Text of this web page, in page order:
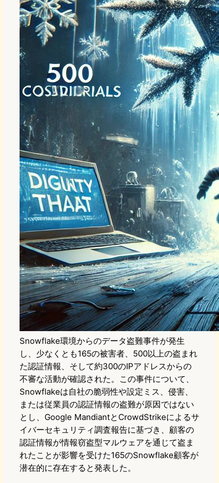
Snowflake環境からのデータ盗難事件が発生
し、少なくとも165の被害者、500以上の盗まれ
た認証情報、そして約300のIPアドレスからの
不審な活動が確認された。この事件について、
Snowflakeは自社の脆弱性や設定ミス、侵害、
または従業員の認証情報の盗難が原因ではない
とし、Google MandiantとCrowdStrikeによるサ
イバーセキュリティ調査報告に基づき、顧客の
認証情報が情報窃盗型マルウェアを通じて盗ま
れたことが影響を受けた165のSnowflake顧客が
潜在的に存在すると発表した。